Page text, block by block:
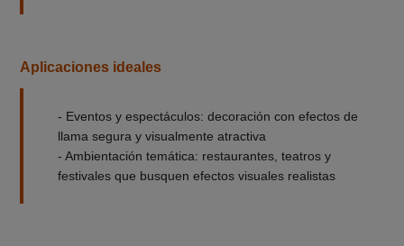
Aplicaciones ideales
- Eventos y espectáculos: decoración con efectos de
llama segura y visualmente atractiva
- Ambientación temática: restaurantes, teatros y
festivales que busquen efectos visuales realistas